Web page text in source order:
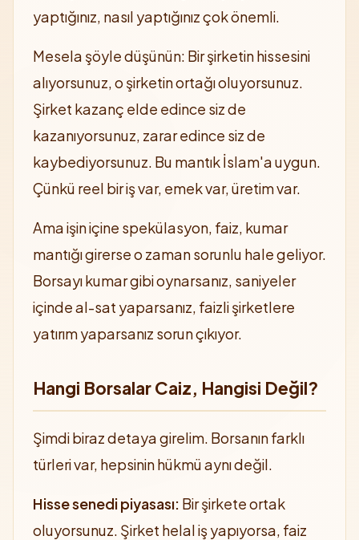
yaptığınız, nasıl yaptığınız çok önemli.
Mesela şöyle düşünün: Bir şirketin hissesini
alıyorsunuz, o şirketin ortağı oluyorsunuz.
Şirket kazanç elde edince siz de
kazanıyorsunuz, zarar edince siz de
kaybediyorsunuz. Bu mantık İslam'a uygun.
Çünkü reel bir iş var, emek var, üretim var.
Ama işin içine spekülasyon, faiz, kumar
mantığı girerse o zaman sorunlu hale geliyor.
Borsayı kumar gibi oynarsanız, saniyeler
içinde al-sat yaparsanız, faizli şirketlere
yatırım yaparsanız sorun çıkıyor.
Hangi Borsalar Caiz, Hangisi Değil?
Şimdi biraz detaya girelim. Borsanın farklı
türleri var, hepsinin hükmü aynı değil.
Hisse senedi piyasası: Bir şirkete ortak
oluyorsunuz. Şirket helal iş yapıyorsa, faiz